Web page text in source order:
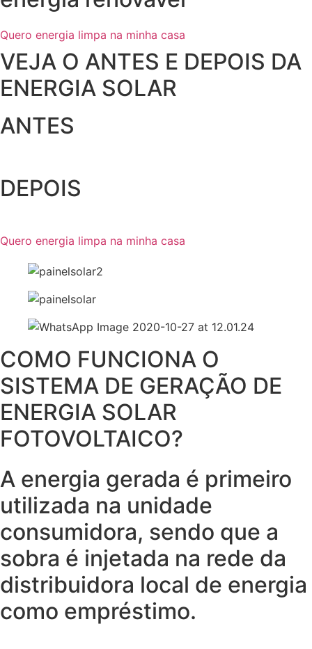
Quero energia limpa na minha casa
VEJA O ANTES E DEPOIS DA
ENERGIA SOLAR
ANTES
DEPOIS
Quero energia limpa na minha casa
COMO FUNCIONA O
SISTEMA DE GERAÇÃO DE
ENERGIA SOLAR
FOTOVOLTAICO?
A energia gerada é primeiro
utilizada na unidade
consumidora, sendo que a
sobra é injetada na rede da
distribuidora local de energia
como empréstimo.